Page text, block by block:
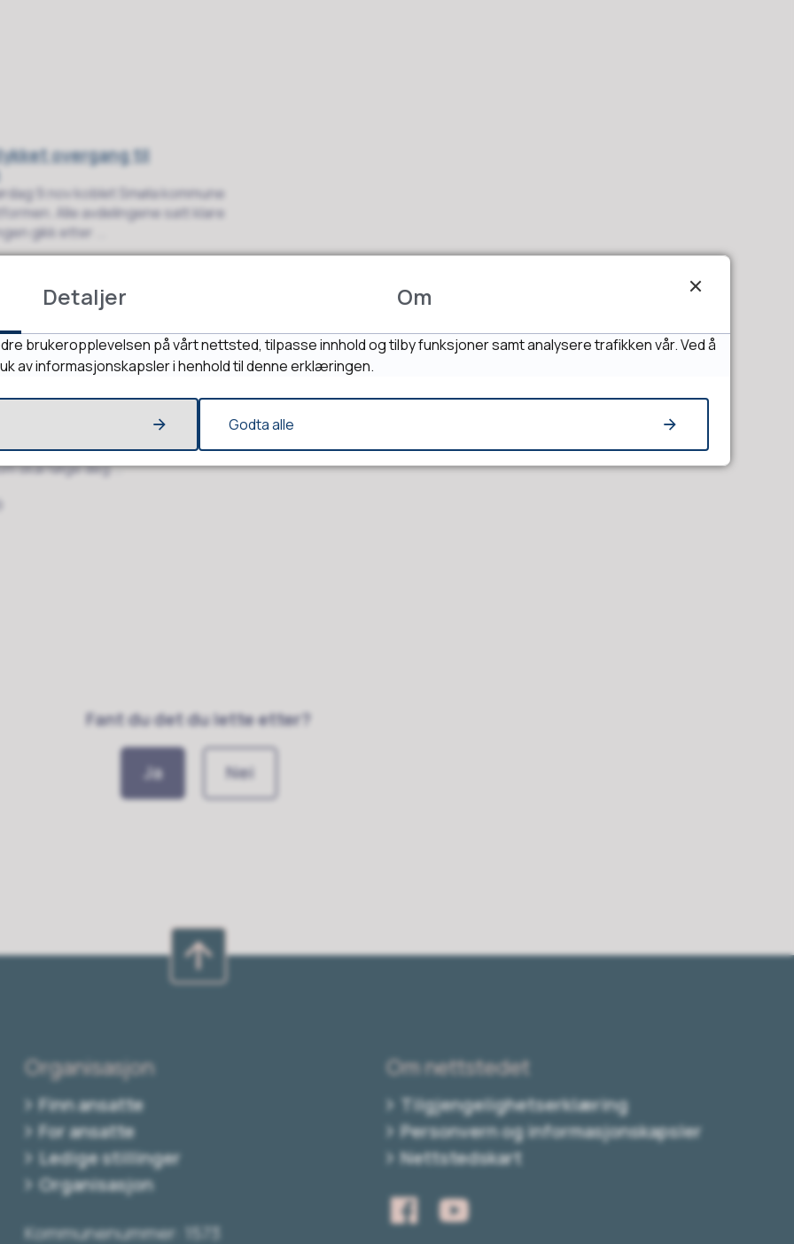
overgang til
9.nov koblet Smøla kommune
Alle avdelingene satt klare
gikk etter ...
til helse- og
vil gi deg mange nye
en ny, felles pasientjournal for hele
Norge. Med Helseplattformen vil
skal følge deg ...
Fant du det du lette etter?
Ja Nei
Organisasjon
Finn ansatte
For ansatte
Ledige stillinger
Organisasjon
Kommunenummer: 1573
Om nettstedet
Tilgjengelighetserklæring
Personvern og informasjonskapsler
Nettstedskart
Detaljer Om
brukeropplevelsen på vårt nettsted, tilpasse innhold og tilby funksjoner samt analysere trafikken vår. Ved å
av informasjonskapsler i henhold til denne erklæringen.
Godta alle